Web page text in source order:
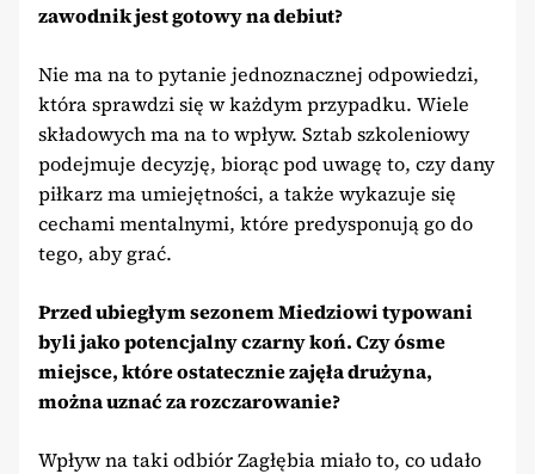
zawodnik jest gotowy na debiut?
Nie ma na to pytanie jednoznacznej odpowiedzi,
która sprawdzi się w każdym przypadku. Wiele
składowych ma na to wpływ. Sztab szkoleniowy
podejmuje decyzję, biorąc pod uwagę to, czy dany
piłkarz ma umiejętności, a także wykazuje się
cechami mentalnymi, które predysponują go do
tego, aby grać.
Przed ubiegłym sezonem Miedziowi typowani
byli jako potencjalny czarny koń. Czy ósme
miejsce, które ostatecznie zajęła drużyna,
można uznać za rozczarowanie?
Wpływ na taki odbiór Zagłębia miało to, co udało